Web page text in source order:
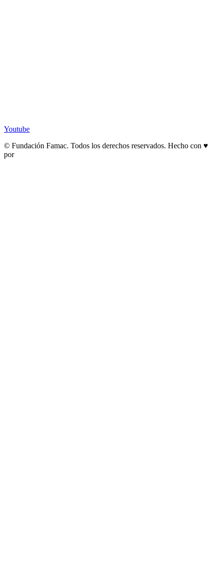
Youtube
© Fundación Famac. Todos los derechos reservados. Hecho con ♥
por